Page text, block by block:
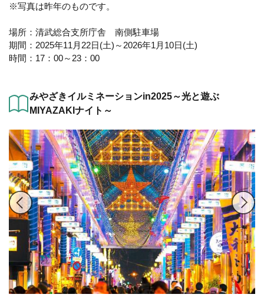
※写真は昨年のものです。
場所：清武総合支所庁舎 南側駐車場
期間：2025年11月22日(土)～2026年1月10日(土)
時間：17：00～23：00
みやざきイルミネーションin2025～光と遊ぶ
MIYAZAKIナイト～